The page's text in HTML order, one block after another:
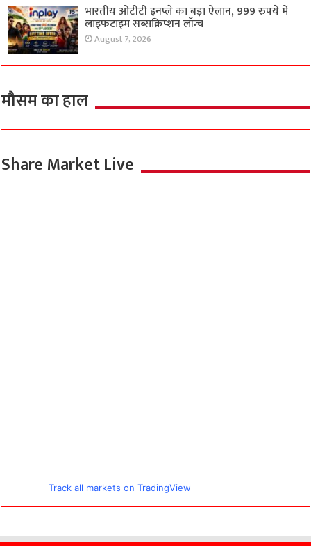
भारतीय ओटीटी इनप्ले का बड़ा ऐलान, 999 रुपये में
लाइफटाइम सब्सक्रिप्शन लॉन्च
August 7, 2026
मौसम का हाल
Share Market Live
Track all markets on TradingView